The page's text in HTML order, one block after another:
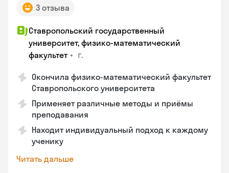
3 отзыва
Ставропольский государственный
университет, физико-математический
факультет • г.
Окончила физико-математический факультет
Ставропольского университета
Применяет различные методы и приёмы
преподавания
Находит индивидуальный подход к каждому
ученику
Читать дальше